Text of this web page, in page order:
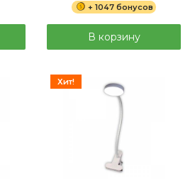
+ 1047 бонусов
В корзину
Хит!